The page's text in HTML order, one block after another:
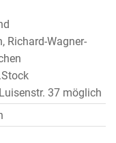
Richard-Wagner-
37 möglich